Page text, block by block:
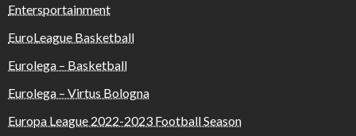
Entersportainment
EuroLeague Basketball
Eurolega – Basketball
Eurolega – Virtus Bologna
Europa League 2022-2023 Football Season